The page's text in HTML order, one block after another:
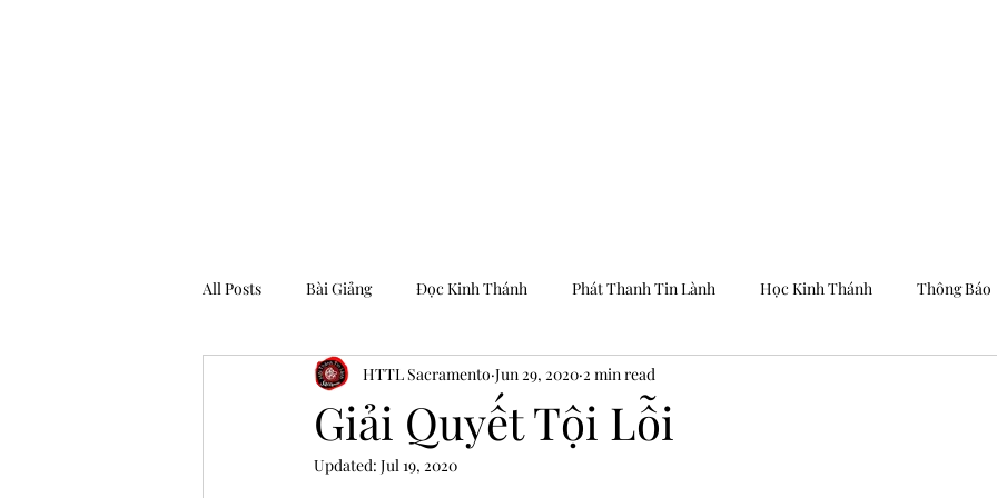
All Posts Bài Giảng Đọc Kinh Thánh Phát Thanh Tin Lành Học Kinh Thánh Thông Báo
Giải Quyết Tội Lỗi
HTTL Sacramento Jun 29, 2020 2 min read
Updated: Jul 19, 2020